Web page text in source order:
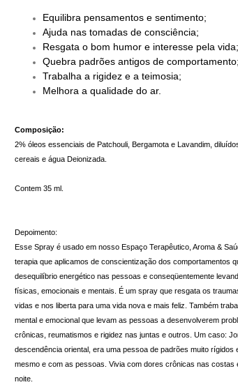
Equilibra pensamentos e sentimento;
Ajuda nas tomadas de consciência;
Resgata o bom humor e interesse pela vida;
Quebra padrões antigos de comportamento;
Trabalha a rigidez e a teimosia;
Melhora a qualidade do ar.
Composição:
2% óleos essenciais de Patchouli, Bergamota e Lavandim,
cereais e água Deionizada.
Contem 35 ml.
Depoimento:
Esse Spray é usado em nosso Espaço Terapêutico, Aroma &
terapia que aplicamos de conscientização dos comportamentos
desequilíbrio energético nas pessoas e conseqüentemente
físicas, emocionais e mentais. É um spray que resgata os
vidas e nos liberta para uma vida nova e mais feliz. Também
mental e emocional que levam as pessoas a desenvolverem
crônicas, reumatismos e rigidez nas juntas e outros. Um caso:
descendência oriental, era uma pessoa de padrões muito rígidos
mesmo e com as pessoas. Vivia com dores crônicas nas costas
noite.